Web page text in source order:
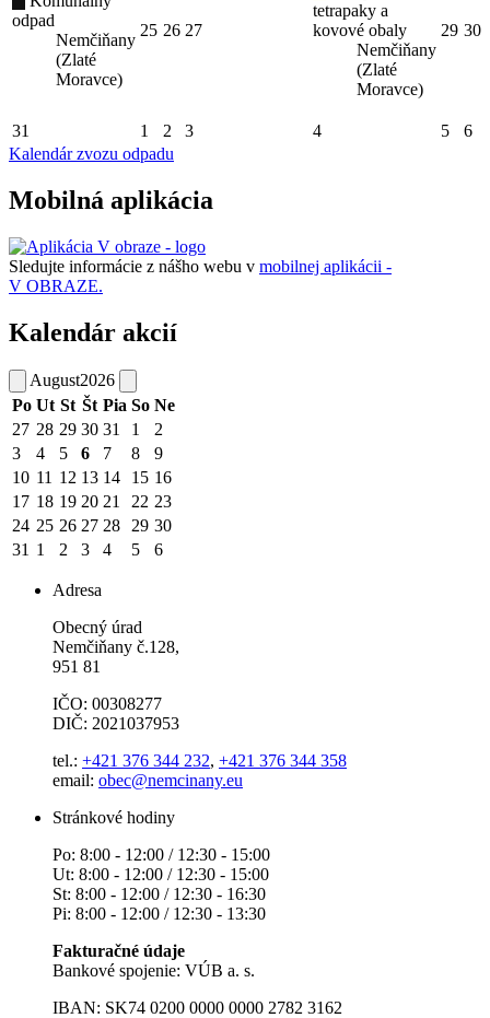
odpad
Nemčiňany
(Zlaté
Moravce)
25 26 27
tetrapaky a
kovové obaly
Nemčiňany
(Zlaté
Moravce)
29 30
31 1 2 3 4 5
6
Kalendár zvozu odpadu
Mobilná aplikácia
Sledujte informácie z nášho webu v mobilnej aplikácii -
V OBRAZE.
Kalendár akcií
August2026
Po Ut St Št Pia So Ne
27 28 29 30 31 1
2
3
4 5 6 7 8
9
10 11 12 13 14 15 16
17 18 19 20 21 22 23
24 25 26 27 28 29 30
31 1 2 3 4 5 6
Adresa
Obecný úrad
Nemčiňany č.128,
951 81
IČO: 00308277
DIČ: 2021037953
tel.: +421 376 344 232, +421 376 344 358
email: obec@nemcinany.eu
Stránkové hodiny
Po: 8:00 - 12:00 / 12:30 - 15:00
Ut: 8:00 - 12:00 / 12:30 - 15:00
St: 8:00 - 12:00 / 12:30 - 16:30
Pi: 8:00 - 12:00 / 12:30 - 13:30
Fakturačné údaje
Bankové spojenie: VÚB a. s.
IBAN: SK74 0200 0000 0000 2782 3162